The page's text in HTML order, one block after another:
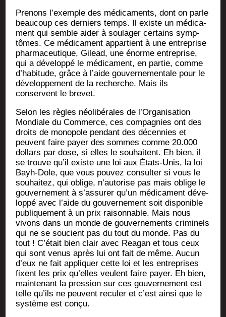
Pre­nons l’exemple des médi­ca­ments, dont on parle
beau­coup ces der­niers temps. Il existe un médi­ca­
ment qui semble aider à sou­la­ger cer­tains symp­
tômes. Ce médi­ca­ment appar­tient à une entre­prise
phar­ma­ceu­tique, Gilead, une énorme entre­prise,
qui a déve­lop­pé le médi­ca­ment, en par­tie, comme
d’ha­bi­tude, grâce à l’aide gou­ver­ne­men­tale pour le
déve­lop­pe­ment de la recherche. Mais ils
conservent le brevet.
Selon les règles néo­li­bé­rales de l’Or­ga­ni­sa­tion
Mon­diale du Com­merce, ces com­pa­gnies ont des
droits de mono­pole pen­dant des décen­nies et
peuvent faire payer des sommes comme 20.000
dol­lars par dose, si elles le sou­haitent. Eh bien, il
se trouve qu’il existe une loi aux États-Unis, la loi
Bayh-Dole, que vous pou­vez consul­ter si vous le
sou­hai­tez, qui oblige, n’au­to­rise pas mais oblige le
gou­ver­ne­ment à s’as­su­rer qu’un médi­ca­ment déve­
lop­pé avec l’aide du gou­ver­ne­ment soit dis­po­nible
publi­que­ment à un prix rai­son­nable. Mais nous
vivons dans un monde de gou­ver­ne­ments cri­mi­nels
qui ne se sou­cient pas du tout du monde. Pas du
tout ! C’é­tait bien clair avec Rea­gan et tous ceux
qui sont venus après lui ont fait de même. Aucun
d’eux ne fait appli­quer cette loi et les entre­prises
fixent les prix qu’elles veulent faire payer. Eh bien,
main­te­nant la pres­sion sur ces gou­ver­ne­ment est
telle qu’ils ne peuvent recu­ler et c’est ain­si que le
sys­tème est conçu.